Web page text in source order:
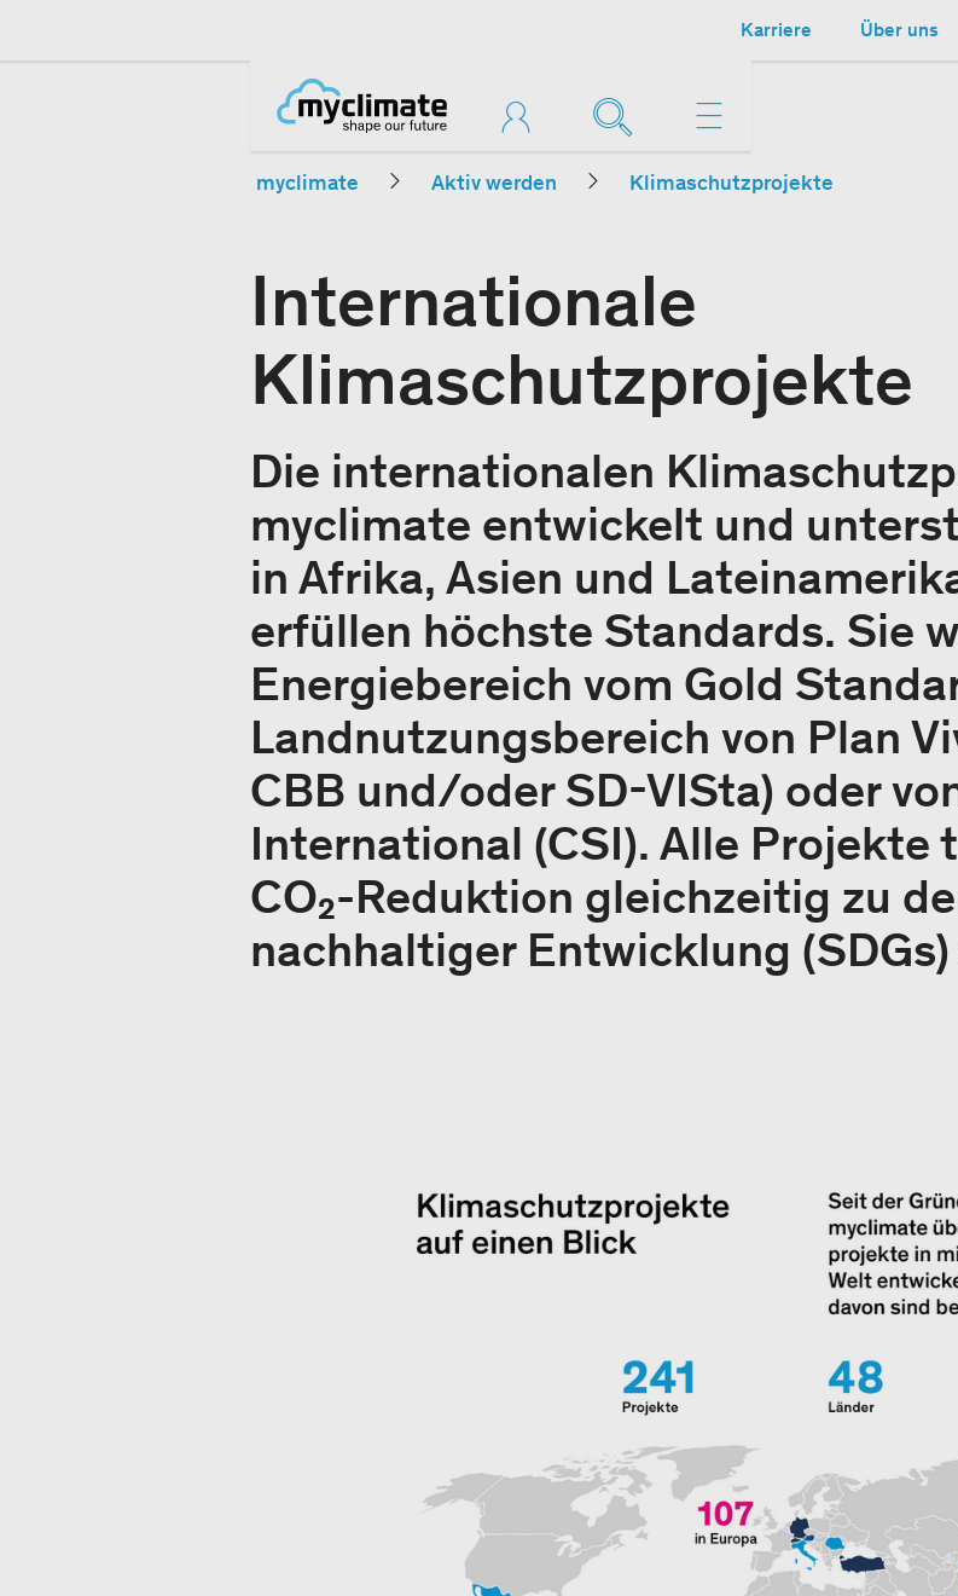
Karriere Über uns
myclimate Aktiv werden Klimaschutzprojekte
Internationale
Klimaschutzprojekte
Die internationalen
myclimate entwickelt und
in Afrika, Asien und
erfüllen höchste Standards. Sie
Energiebereich vom Gold
Landnutzungsbereich von Plan
CBB und/oder SD-VISta) oder
International (CSI). Alle Projekte
CO₂-Reduktion gleichzeitig zu
nachhaltiger Entwicklung